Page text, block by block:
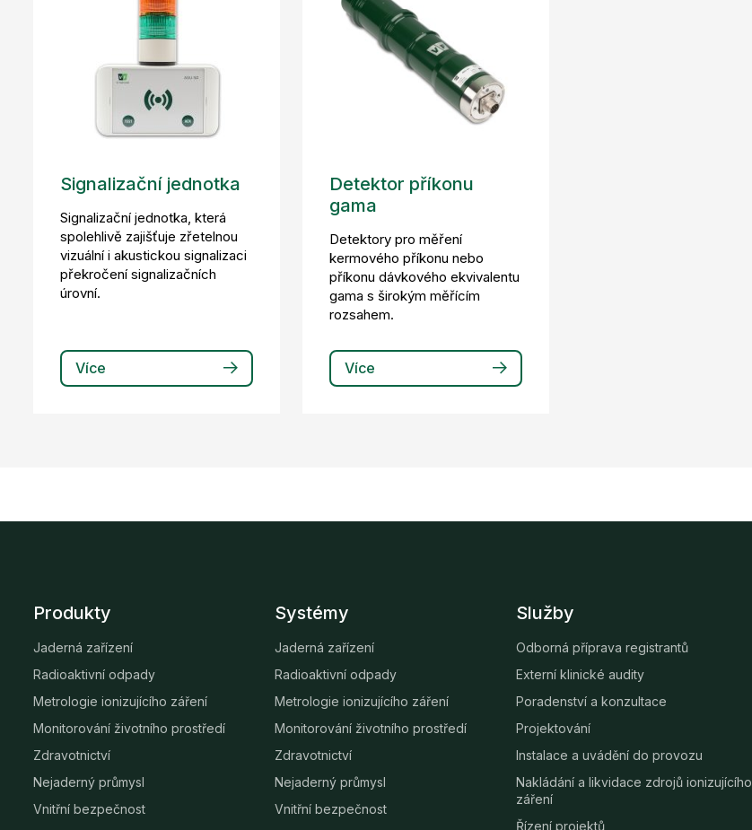
Signalizační jednotka
Signalizační jednotka, která
spolehlivě zajišťuje zřetelnou
vizuální i akustickou signalizaci
překročení signalizačních
úrovní.
Více
Detektor příkonu
gama
Detektory pro měření
kermového příkonu nebo
příkonu dávkového ekvivalentu
gama s širokým měřícím
rozsahem.
Více
Produkty
Jaderná zařízení
Radioaktivní odpady
Metrologie ionizujícího záření
Monitorování životního prostředí
Zdravotnictví
Nejaderný průmysl
Vnitřní bezpečnost
Systémy
Jaderná zařízení
Radioaktivní odpady
Metrologie ionizujícího záření
Monitorování životního prostředí
Zdravotnictví
Nejaderný průmysl
Vnitřní bezpečnost
Služby
Odborná příprava registrantů
Externí klinické audity
Poradenství a konzultace
Projektování
Instalace a uvádění do provozu
Nakládání a likvidace zdrojů ionizujícího
záření
Řízení projektů